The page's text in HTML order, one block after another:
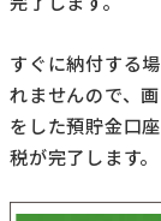
すぐに納付する
れませんので、
をした預貯金口
税が完了します。